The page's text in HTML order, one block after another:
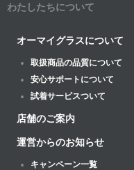
わたしたちについて
オーマイグラスについて
取扱商品の品質について
安心サポートについて
試着サービスついて
店舗のご案内
運営からのお知らせ
キャンペーン一覧